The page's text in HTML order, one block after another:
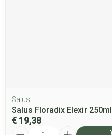
Salus
Salus Floradix Elexir 250ml
€ 19,38